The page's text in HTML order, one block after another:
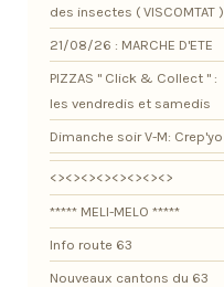
des insectes ( VISCOMTAT )
21/08/26 : MARCHE D'ETE
PIZZAS " Click & Collect " :
les vendredis et samedis
Dimanche soir V-M: Crep'yo
<><><><><><><><>
***** MELI-MELO *****
Info route 63
Nouveaux cantons du 63